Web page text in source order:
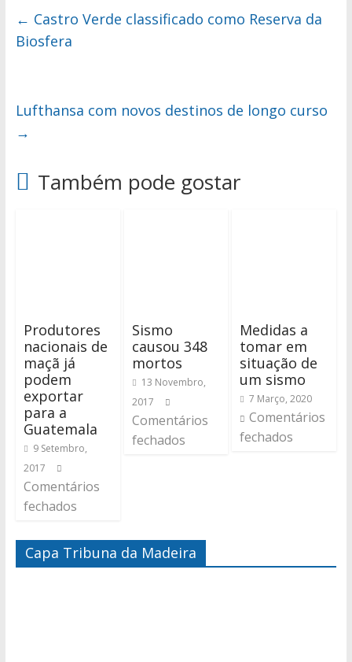
← Castro Verde classificado como Reserva da
Biosfera
Lufthansa com novos destinos de longo curso
→
Também pode gostar
Produtores
nacionais de
maçã já
podem
exportar
para a
Guatemala
9 Setembro,
2017
Comentários
fechados
Sismo
causou 348
mortos
13 Novembro,
2017
Comentários
fechados
Medidas a
tomar em
situação de
um sismo
7 Março, 2020
Comentários
fechados
Capa Tribuna da Madeira